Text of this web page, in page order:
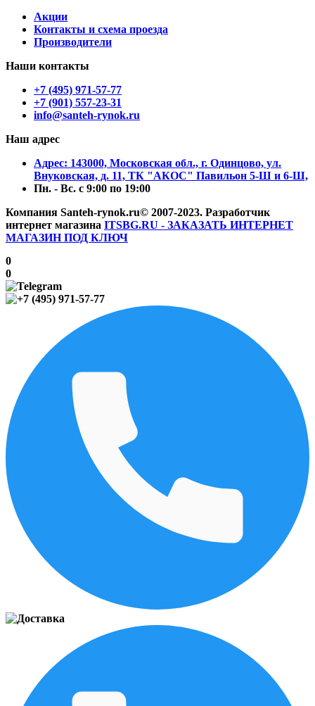
Акции
Контакты и схема проезда
Производители
Наши контакты
+7 (495) 971-57-77
+7 (901) 557-23-31
info@santeh-rynok.ru
Наш адрес
Aдрес: 143000, Московская обл., г. Одинцово, ул.
Внуковская, д. 11, ТК "АКОС" Павильон 5-Ш и 6-Ш,
Пн. - Вс. с 9:00 по 19:00
Компания Santeh-rynok.ru© 2007-2023. Разработчик
интернет магазина ITSBG.RU - ЗАКАЗАТЬ ИНТЕРНЕТ
МАГАЗИН ПОД КЛЮЧ
0
0